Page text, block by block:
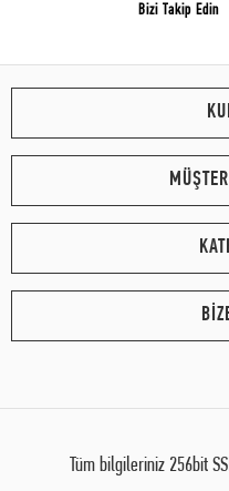
Bizi Takip Edin
Tüm bilgileriniz 256bit